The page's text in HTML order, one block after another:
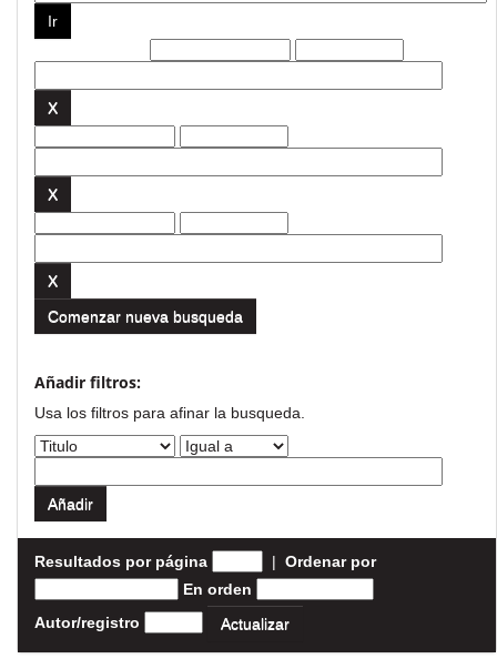
Comenzar nueva busqueda
Añadir filtros:
Usa los filtros para afinar la busqueda.
Resultados por página | Ordenar por
En orden
Autor/registro